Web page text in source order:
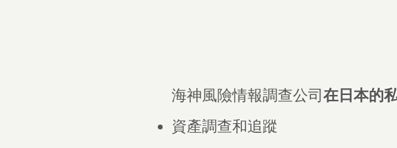
海神風險情報調查公司 在日本的
資產調查和追蹤